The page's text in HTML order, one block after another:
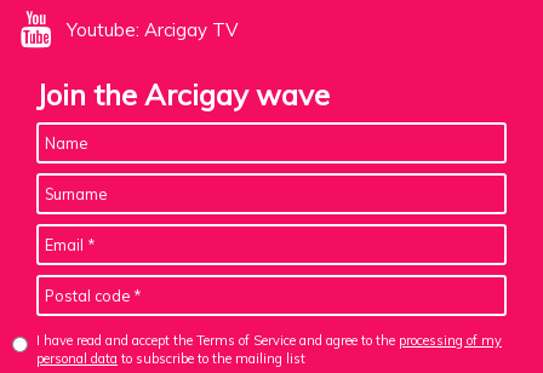
Youtube: Arcigay TV
Join the Arcigay wave
I have read and accept the Terms of Service and agree to the processing of my
personal data to subscribe to the mailing list